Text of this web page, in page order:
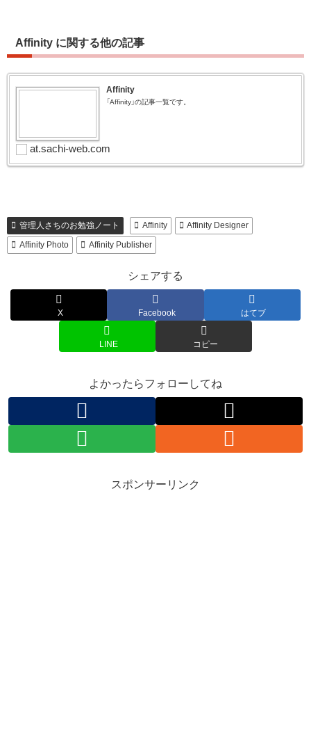
Affinity に関する他の記事
Affinity
「Affinity」の記事一覧です。
at.sachi-web.com
管理人さちのお勉強ノート Affinity
Affinity Designer
Affinity Photo
Affinity Publisher
シェアする
X Facebook はてブ
LINE コピー
よかったらフォローしてね
スポンサーリンク